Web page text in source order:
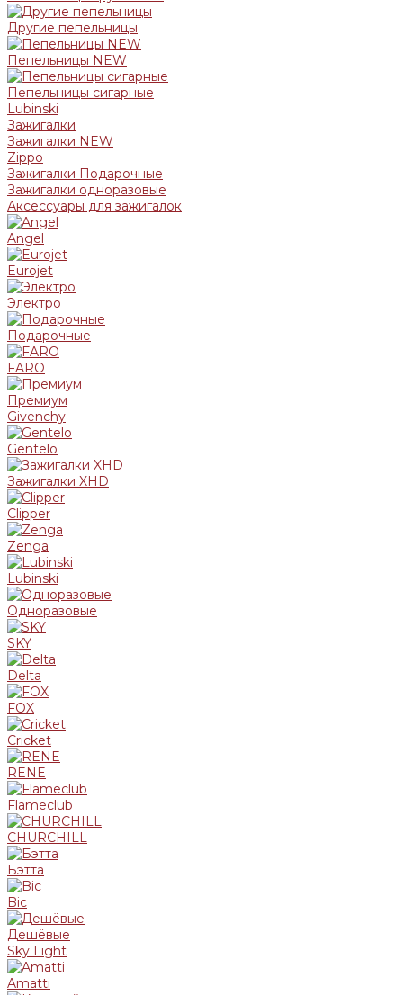
Другие пепельницы
Пепельницы NEW
Пепельницы сигарные
Lubinski
Зажигалки
Зажигалки NEW
Zippo
Зажигалки Подарочные
Зажигалки одноразовые
Аксессуары для зажигалок
Angel
Eurojet
Электро
Подарочные
FARO
Премиум
Givenchy
Gentelo
Зажигалки XHD
Clipper
Zenga
Lubinski
Одноразовые
SKY
Delta
FOX
Cricket
RENE
Flameclub
CHURCHILL
Бэтта
Bic
Дешёвые
Sky Light
Amatti